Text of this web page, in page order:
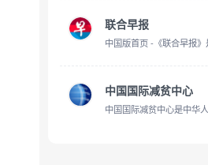
联合早报
中国国际减贫中心